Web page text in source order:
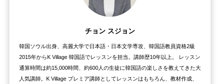
チョン スジョン
韓国ソウル出身、高麗大学で日本語・日本文学専攻、韓国語教員資格2級
2015年からK Village 韓国語でレッスンを担当。講師歴10年以上。 レッスン
通算時間は約15,000時間、約600人の生徒に韓国語の楽しさを教えてきた大
人気講師。K Village プレミア講師としてレッスンはもちろん、教材作成、